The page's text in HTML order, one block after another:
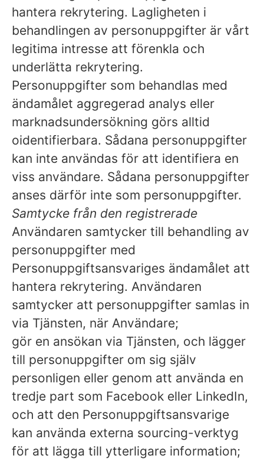
hantera rekrytering. Lagligheten i
behandlingen av personuppgifter är vårt
legitima intresse att förenkla och
underlätta rekrytering.
Personuppgifter som behandlas med
ändamålet aggregerad analys eller
marknadsundersökning görs alltid
oidentifierbara. Sådana personuppgifter
kan inte användas för att identifiera en
viss användare. Sådana personuppgifter
anses därför inte som personuppgifter.
Samtycke från den registrerade
Användaren samtycker till behandling av
personuppgifter med
Personuppgiftsansvariges ändamålet att
hantera rekrytering. Användaren
samtycker att personuppgifter samlas in
via Tjänsten, när Användare;
gör en ansökan via Tjänsten, och lägger
till personuppgifter om sig själv
personligen eller genom att använda en
tredje part som Facebook eller LinkedIn,
och att den Personuppgiftsansvarige
kan använda externa sourcing-verktyg
för att lägga till ytterligare information;